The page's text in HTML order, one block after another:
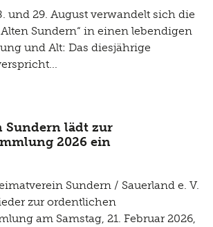
und 29. August verwandelt sich die
Sundern“ in einen lebendigen
und Alt: Das diesjährige
Sundern lädt zur
2026 ein
Sundern / Sauerland e. V.
zur ordentlichen
am Samstag, 21. Februar 2026,